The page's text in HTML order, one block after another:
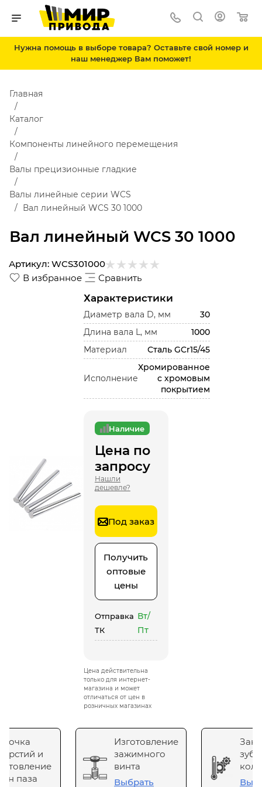
Нужна помощь в выборе товара? Оставьте свой номер и
наш менеджер Вам поможет!
Вал линейный WCS 30 1000
Главная
Каталог
Компоненты линейного перемещения
Валы прецизионные гладкие
Валы линейные серии WCS
Вал линейный WCS 30 1000
В избранное Сравнить
Артикул: WCS301000
Характеристики
Диаметр вала D, мм
30
Длина вала L, мм
1000
Материал
Сталь GCr15/45
Исполнение
Хромированное
с хромовым
покрытием
Наличие
Цена по
запросу
Нашли
дешевле?
Под заказ
Получить
оптовые
цены
Отправка
ТК
Вт/
Пт
Цена действительна
только для интернет-
магазина и может
отличаться от цен в
розничных магазинах
и
паза
Изготовление
зажимного
винта
Выбрать